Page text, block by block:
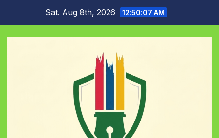
content
Sat. Aug 8th, 2026 12:50:08 AM